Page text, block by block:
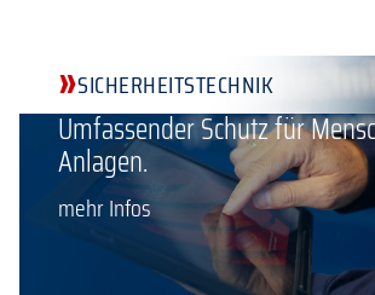
»SICHERHEITSTECHNIK
Umfassender Schutz für
Anlagen.
mehr Infos